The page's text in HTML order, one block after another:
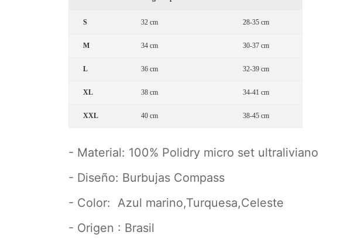
S 32 cm 28-35 cm
M 34 cm 30-37 cm
L 36 cm 32-39 cm
XL 38 cm 34-41 cm
XXL 40 cm 38-45 cm
- Material: 100% Polidry micro set ultraliviano
- Diseño: Burbujas Compass
- Color: Azul marino,Turquesa,Celeste
- Origen : Brasil